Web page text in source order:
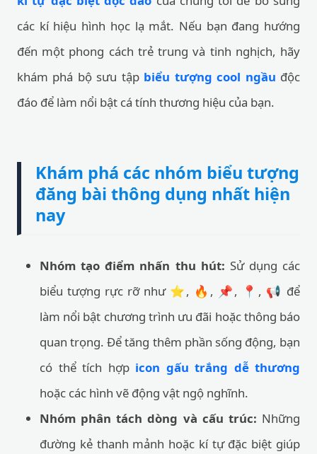
các kí hiệu hình học lạ mắt. Nếu bạn đang hướng
đến một phong cách trẻ trung và tinh nghịch, hãy
khám phá bộ sưu tập biểu tượng cool ngầu độc
đáo để làm nổi bật cá tính thương hiệu của bạn.
Khám phá các nhóm biểu tượng
đăng bài thông dụng nhất hiện
nay
Nhóm tạo điểm nhấn thu hút: Sử dụng các
biểu tượng rực rỡ như ⭐, 🔥, 📌, 📍, 📢 để
làm nổi bật chương trình ưu đãi hoặc thông báo
quan trọng. Để tăng thêm phần sống động, bạn
có thể tích hợp icon gấu trắng dễ thương
hoặc các hình vẽ động vật ngộ nghĩnh.
Nhóm phân tách dòng và cấu trúc: Những
đường kẻ thanh mảnh hoặc kí tự đặc biệt giúp